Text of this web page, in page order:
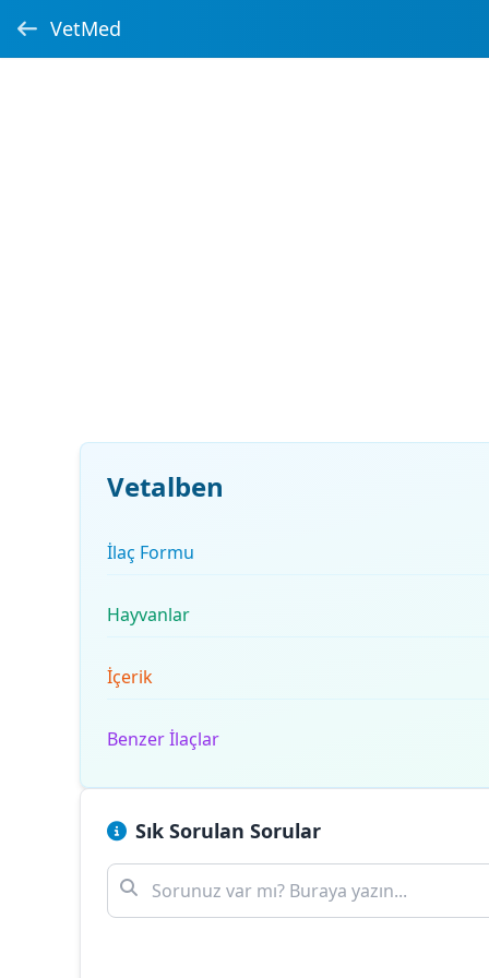
VetMed
Vetalben
İlaç Formu
Hayvanlar
İçerik
Benzer İlaçlar
Sık Sorulan Sorular